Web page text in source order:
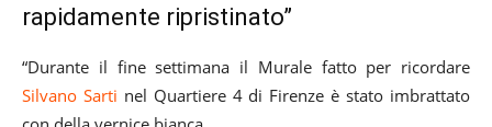
rapidamente ripristinato”
“Durante il fine settimana il Murale fatto per ricordare
Silvano Sarti nel Quartiere 4 di Firenze è stato imbrattato